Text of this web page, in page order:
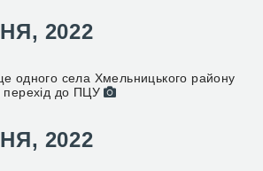
2022
одного села Хмельницького району
перехід до ПЦУ
2022